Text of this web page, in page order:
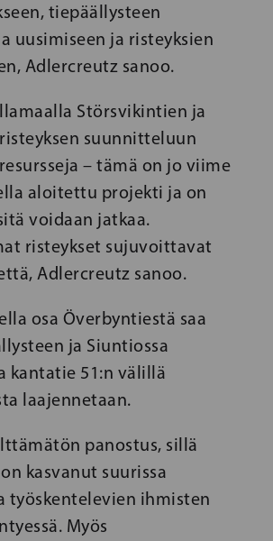
tiepäällysteen
uusimiseen ja risteyksien
Adlercreutz sanoo.
Störsvikintien ja
suunnitteluun
– tämä on jo viime
aloitettu projekti ja on
voidaan jatkaa.
risteykset sujuvoittavat
Adlercreutz sanoo.
osa Överbyntiestä saa
ja Siuntiossa
kantatie 51:n välillä
laajennetaan.
panostus, sillä
kasvanut suurissa
työskentelevien ihmisten
Myös